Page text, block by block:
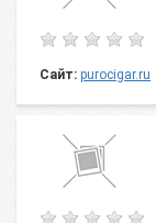
Сайт: purocigar.ru